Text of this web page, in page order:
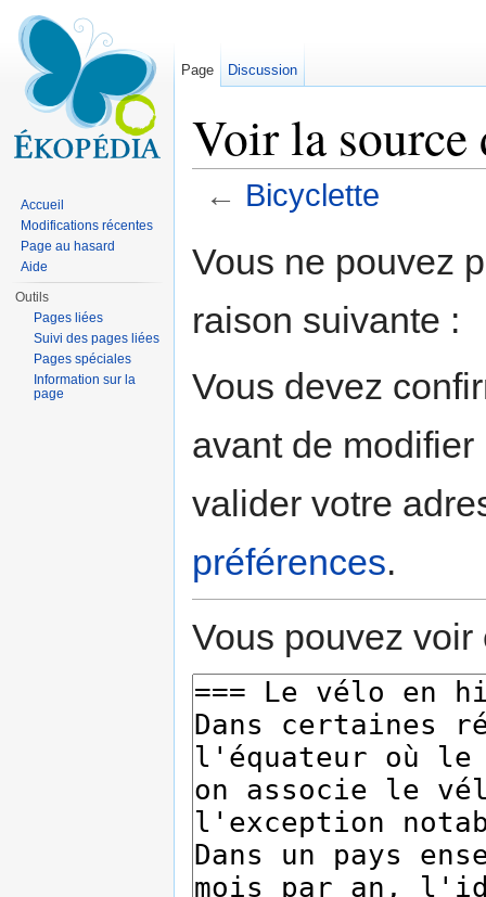
Voir la
← Bicyclette
Vous ne pouvez
raison suivante :
Vous devez
avant de
valider votre
préférences.
Vous pouvez
Page Discussion
Accueil
Modifications récentes
Page au hasard
Aide
Outils
Pages liées
Suivi des pages liées
Pages spéciales
Information sur la
page